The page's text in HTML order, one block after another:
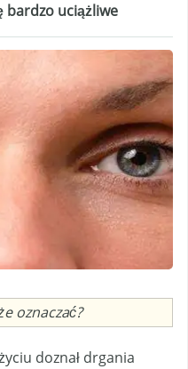
bardzo uciążliwe
oznaczać?
doznał drgania